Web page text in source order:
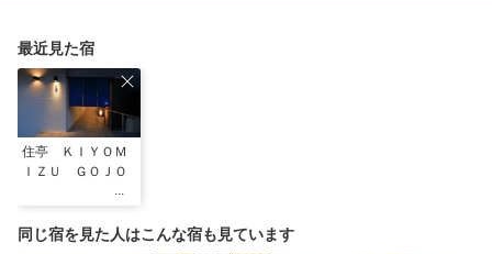
最近見た宿
住亭 ＫＩＹＯＭ
ＩＺＵ ＧＯＪＯ
同じ宿を見た人はこんな宿も見ています